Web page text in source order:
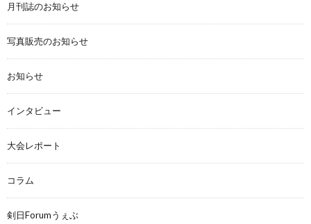
月刊誌のお知らせ
写真販売のお知らせ
お知らせ
インタビュー
大会レポート
コラム
剣日Forumうぇぶ